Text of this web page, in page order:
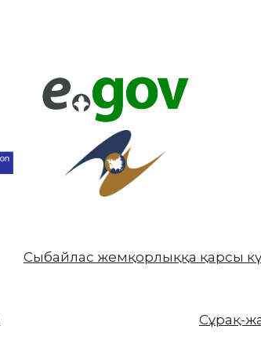
Сыбайлас жемқорлыққа қарсы
Сұрақ-